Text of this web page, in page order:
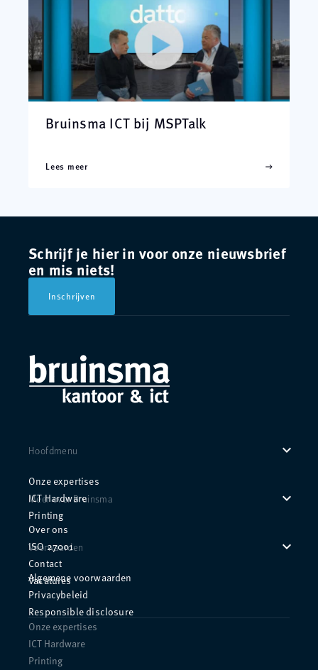
Bruinsma ICT bij MSPTalk
Lees meer
Schrijf je hier in voor onze nieuwsbrief
en mis niets!
Inschrijven
Hoofdmenu expand_more
Onze expertises
ICT Hardware
Printing
Meer over Bruinsma expand_more
Over ons
ISO 27001
Contact
Vacatures
Voorwaarden expand_more
Algemene voorwaarden
Privacybeleid
Responsible disclosure
Onze expertises
ICT Hardware
Printing